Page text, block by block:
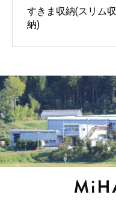
すきま収納(スリム収
納)